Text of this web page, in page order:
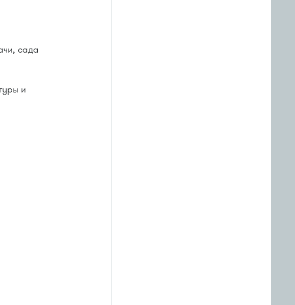
сада
и